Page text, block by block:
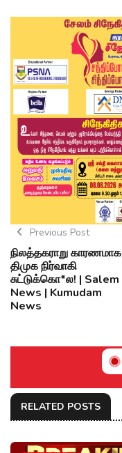
Previous Post
நிலத்தகராறு காரணமாக
திமுக நிர்வாகி
சுட்டுக்கொ*ல! | Salem
News | Kumudam
News
RELATED POSTS